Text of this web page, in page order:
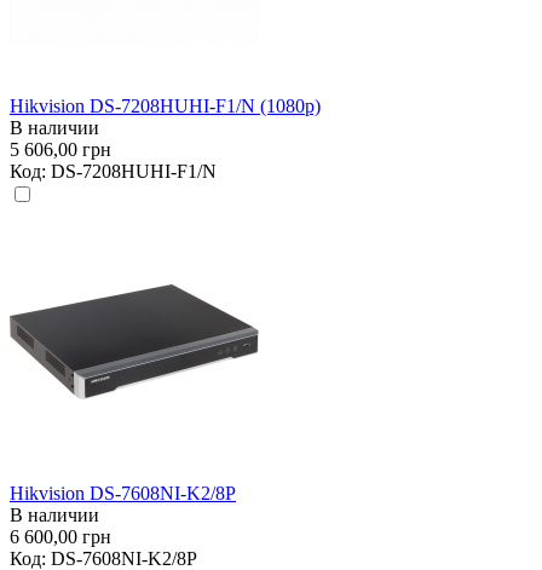
Hikvision DS-7208HUHI-F1/N (1080p)
В наличии
5 606,00 грн
Код: DS-7208HUHI-F1/N
Hikvision DS-7608NI-K2/8P
В наличии
6 600,00 грн
Код: DS-7608NI-K2/8P